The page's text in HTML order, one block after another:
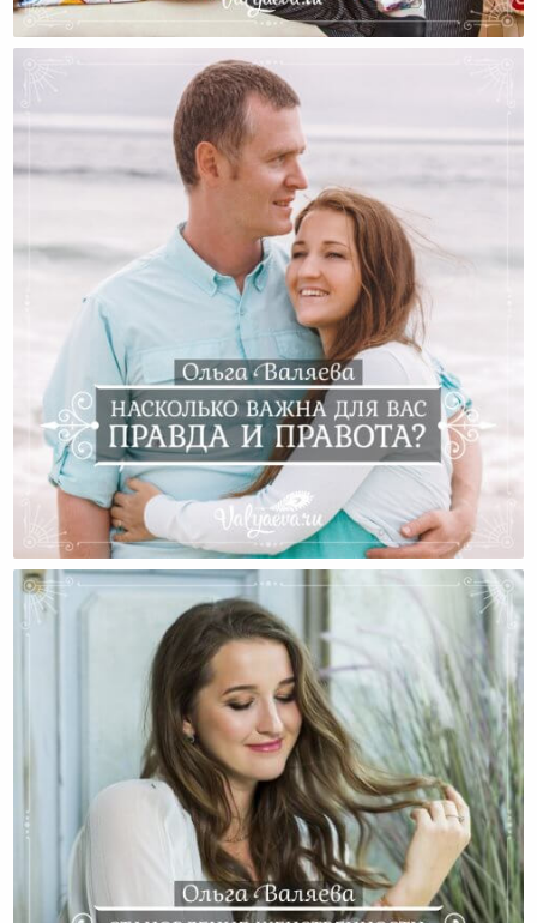
Дети И Сон – Насколько Это Совместимо?
Насколько Важна Для Вас Правда И Правота?